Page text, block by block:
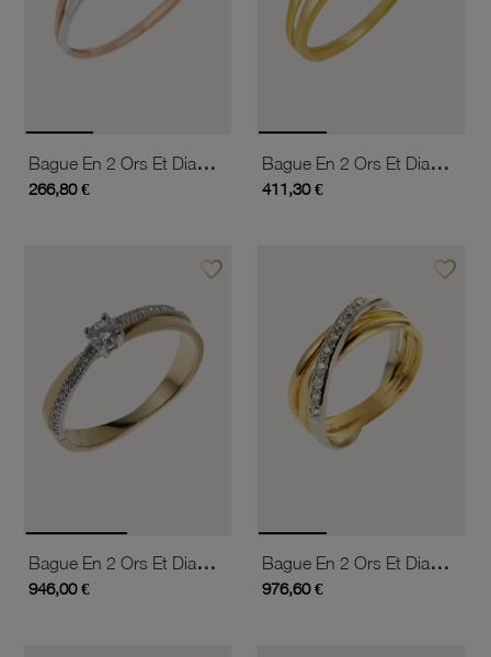
Bague En 2 Ors Et Diamant Pastillé
266,80 €
Bague En 2 Ors Et Diamants
411,30 €
favorite_borderAjouter à vos favoris
Bague En 2 Ors Et Diamants
946,00 €
favorite_borderAjouter
Bague En 2 Ors Et Diamants
976,60 €